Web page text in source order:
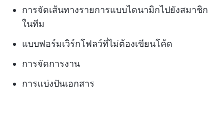
การจัดเส้นทางรายการแบบไดนามิกไปยังสมาชิก
ในทีม
แบบฟอร์มเวิร์กโฟลว์ที่ไม่ต้องเขียนโค้ด
การจัดการงาน
การแบ่งปันเอกสาร